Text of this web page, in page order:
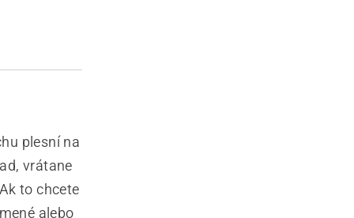
plesní na
vrátane
to chcete
alebo